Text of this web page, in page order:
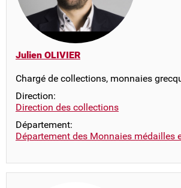
Julien OLIVIER
Chargé de collections, monnaies
Direction:
Direction des collections
Département:
Département des Monnaies médailles